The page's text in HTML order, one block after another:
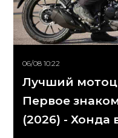
06/08 10:22
Лучший
Первое
(2026) - Хонда